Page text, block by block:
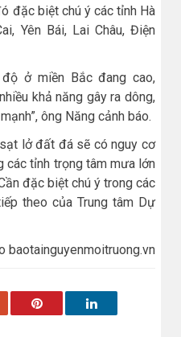
đặc biệt chú ý các tỉnh Hà
Yên Bái, Lai Châu, Điện
độ ở miền Bắc đang cao,
khả năng gây ra dông,
ông Năng cảnh báo.
lở đất đá sẽ có nguy cơ
các tỉnh trọng tâm mưa lớn
đặc biệt chú ý trong các
theo của Trung tâm Dự
baotainguyenmoitruong.vn
Pinterest LinkedIn